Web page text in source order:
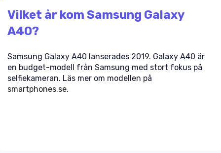
Vilket år kom Samsung Galaxy
A40?
Samsung Galaxy A40 lanserades 2019. Galaxy A40 är
en budget-modell från Samsung med stort fokus på
selfiekameran. Läs mer om modellen på
smartphones.se.